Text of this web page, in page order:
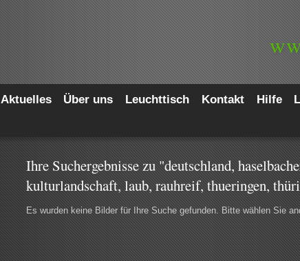
Aktuelles Über uns Leuchttisch Kontakt Hilfe
Ihre Suchergebnisse zu "deutschland,
kulturlandschaft, laub, rauhreif, thueringen,
Es wurden keine Bilder für Ihre Suche gefunden. Bitte wählen Sie